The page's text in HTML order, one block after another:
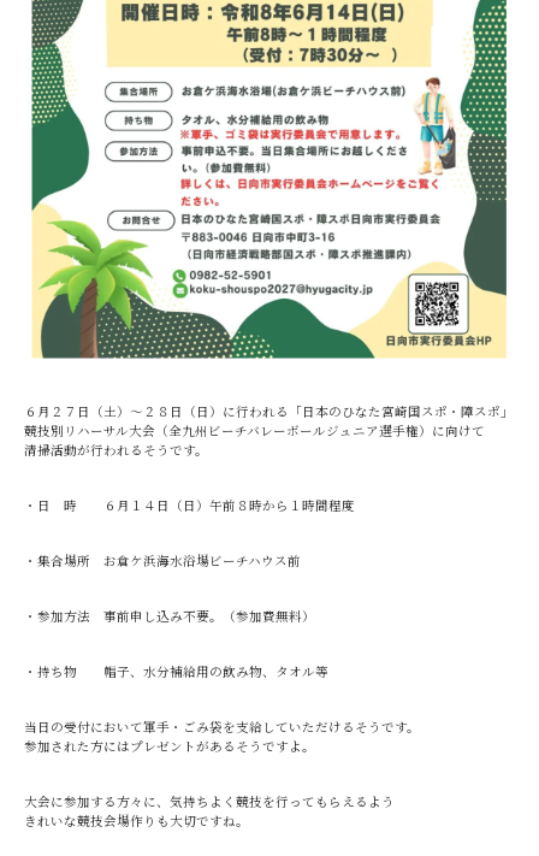
６月２７日（土）～２８日（日）に行われる「日本のひなた宮崎国スポ・障スポ」
競技別リハーサル大会（全九州ビーチバレーボールジュニア選手権）に向けて
清掃活動が行われるそうです。
・日 時 ６月１４日（日）午前８時から１時間程度
・集合場所 お倉ケ浜海水浴場ビーチハウス前
・参加方法 事前申し込み不要。（参加費無料）
・持ち物 帽子、水分補給用の飲み物、タオル等
当日の受付において軍手・ごみ袋を支給していただけるそうです。
参加された方にはプレゼントがあるそうですよ。
大会に参加する方々に、気持ちよく競技を行ってもらえるよう
きれいな競技会場作りも大切ですね。